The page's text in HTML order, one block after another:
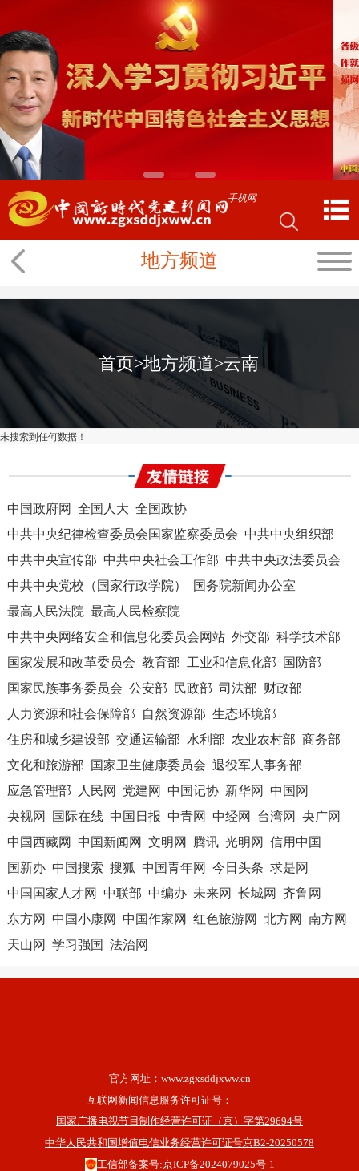
手机网
地方频道
首页>地方频道>云南
未搜索到任何数据！
中国政府网 全国人大 全国政协
中共中央纪律检查委员会国家监察委员会 中共中央组织部
中共中央宣传部 中共中央社会工作部 中共中央政法委员会
中共中央党校（国家行政学院）
国务院新闻办公室
最高人民法院 最高人民检察院
中共中央网络安全和信息化委员会网站 外交部 科学技术部
国家发展和改革委员会 教育部 工业和信息化部
国防部
国家民族事务委员会 公安部 民政部 司法部 财政部
人力资源和社会保障部
自然资源部 生态环境部
住房和城乡建设部 交通运输部 水利部 农业农村部 商务部
文化和旅游部
国家卫生健康委员会 退役军人事务部
应急管理部
人民网 党建网 中国记协 新华网
中国网
央视网
国际在线 中国日报 中青网 中经网 台湾网
央广网
中国西藏网
中国新闻网 文明网 腾讯 光明网
信用中国
国新办 中国搜索 搜狐 中国青年网 今日头条 求是网
中国国家人才网
中联部 中编办 未来网 长城网
齐鲁网
东方网
中国小康网 中国作家网 红色旅游网 北方网
南方网
天山网
学习强国 法治网
官方网址： www.zgxsddjxww.cn
互联网新闻信息服务许可证号：
国家广播电视节目制作经营许可证（京）字第29694号
中华人民共和国增值电信业务经营许可证号京B2-20250578
工信部备案号:京ICP备2024079025号-1